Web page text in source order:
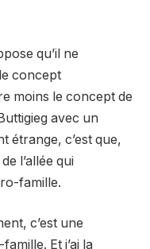
qu’il ne
concept
moins le concept de
avec un
étrange, c’est que,
l’allée qui
famille.
c’est une
Et j’ai la